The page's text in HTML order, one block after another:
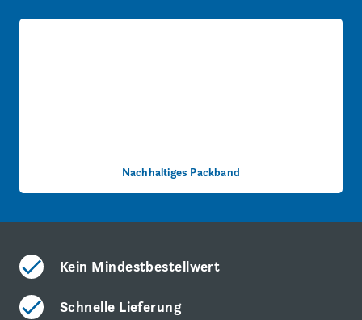
Nachhaltiges Packband
Kein Mindestbestellwert
Schnelle Lieferung